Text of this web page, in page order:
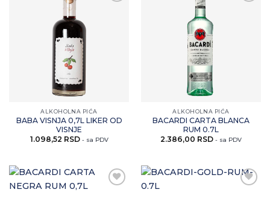
ALKOHOLNA PIĆA
BABA VISNJA 0,7L LIKER OD
VISNJE
1.098,52 RSD - sa PDV
ALKOHOLNA PIĆA
BACARDI CARTA BLANCA
RUM 0.7L
2.386,00 RSD - sa PDV